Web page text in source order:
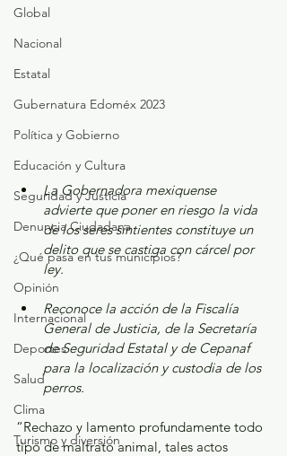
Global
Nacional
Estatal
Gubernatura Edoméx 2023
Política y Gobierno
Educación y Cultura
Seguridad y Justicia
Denuncia Ciudadana
¿Qué pasa en tus municipios?
Opinión
Internacional
Deportes
Salud
Clima
Turismo y diversión
La Gobernadora mexiquense
advierte que poner en riesgo la vida
de los seres sintientes constituye un
delito que se castiga con cárcel por
ley.
Reconoce la acción de la Fiscalía
General de Justicia, de la Secretaría
de Seguridad Estatal y de Cepanaf
para la localización y custodia de los
perros.
“Rechazo y lamento profundamente todo
tipo de maltrato animal, tales actos